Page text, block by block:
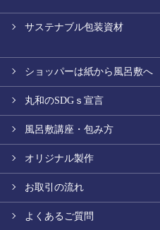
サステナブル包装資材
ショッパーは紙から風呂敷へ
丸和のSDGｓ宣言
風呂敷講座・包み方
オリジナル製作
お取引の流れ
よくあるご質問